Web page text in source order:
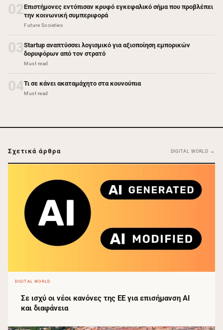
02Επιστήμονες εντόπισαν κρυφό εγκεφαλικό σήμα που προβλέπει
την κοινωνική συμπεριφορά
Future Societies
03Startup αναπτύσσει λογισμικό για αξιοποίηση εμπορικών
δορυφόρων από τον στρατό
Must read
04Τι σε κάνει ακαταμάχητο στα κουνούπια
Must read
Σχετικά άρθρα DIGITAL WORLD →
DIGITAL WORLD
Σε ισχύ οι νέοι κανόνες της ΕΕ για επισήμανση AI
και διαφάνεια